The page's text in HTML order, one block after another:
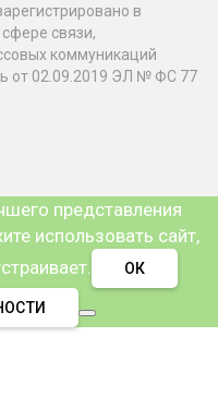
в
связи,
коммуникаций
от 02.09.2019 ЭЛ № ФС 77
представления
использовать сайт,
ОК